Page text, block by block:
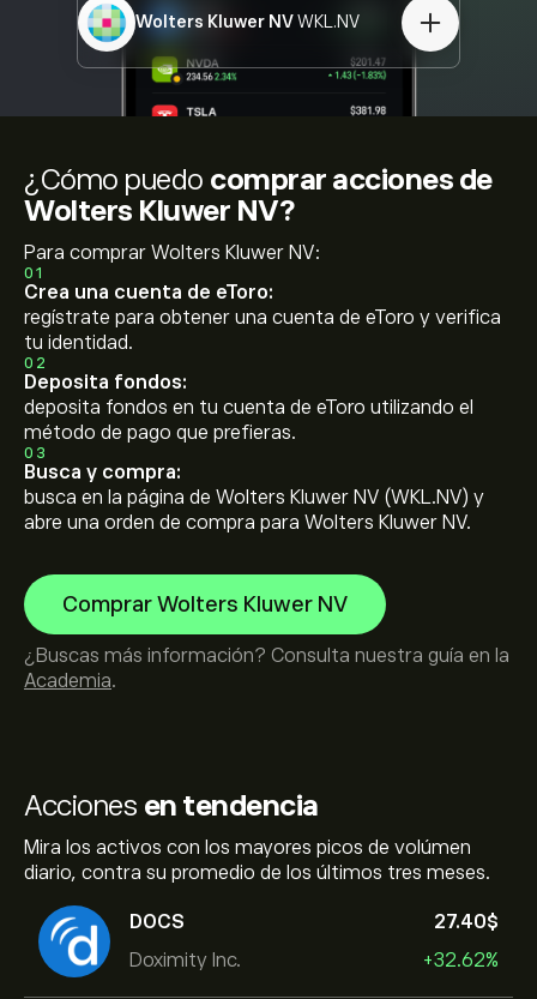
Wolters Kluwer NVWKL.NV
Acciones en tendencia
Mira los activos con los mayores picos de volúmen
diario, contra su promedio de los últimos tres meses.
DOCS
Doximity Inc.
27.40‎$‎
+32.62%
¿Cómo puedo comprar acciones de
Wolters Kluwer NV?
Para comprar Wolters Kluwer NV:
01
Crea una cuenta de eToro:
regístrate para obtener una cuenta de eToro y verifica
tu identidad.
02
Deposita fondos:
deposita fondos en tu cuenta de eToro utilizando el
método de pago que prefieras.
03
Busca y compra:
busca en la página de Wolters Kluwer NV (WKL.NV) y
abre una orden de compra para Wolters Kluwer NV.
Comprar Wolters Kluwer NV
¿Buscas más información? Consulta nuestra guía en la
Academia.